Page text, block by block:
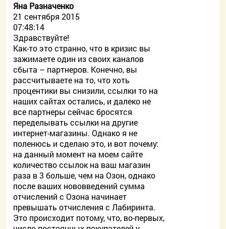
Яна Разначенко
21 сентября 2015
07:48:14
Здравствуйте!
Как-то это странно, что в кризис вы
зажимаете один из своих каналов
сбыта – партнеров. Конечно, вы
рассчитываете на то, что хоть
процентики вы снизили, ссылки то на
наших сайтах остались, и далеко не
все партнеры сейчас бросятся
переделывать ссылки на другие
интернет-магазины. Однако я не
поленюсь и сделаю это, и вот почему:
на данный момент на моем сайте
количество ссылок на ваш магазин
раза в 3 больше, чем на Озон, однако
после ваших нововведений сумма
отчислений с Озона начинает
превышать отчисления с Лабиринта.
Это происходит потому, что, во-первых,